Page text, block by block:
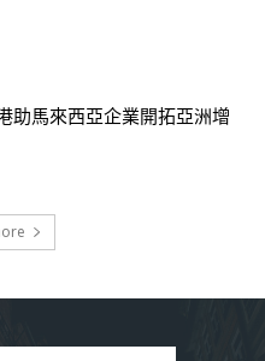
助馬來西亞企業開拓亞洲增